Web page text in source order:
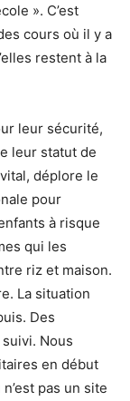
». C’est
cours où il y a
restent à la
leur sécurité,
leur statut de
déplore le
pour
à risque
qui les
riz et maison.
La situation
Des
Nous
en début
pas un site